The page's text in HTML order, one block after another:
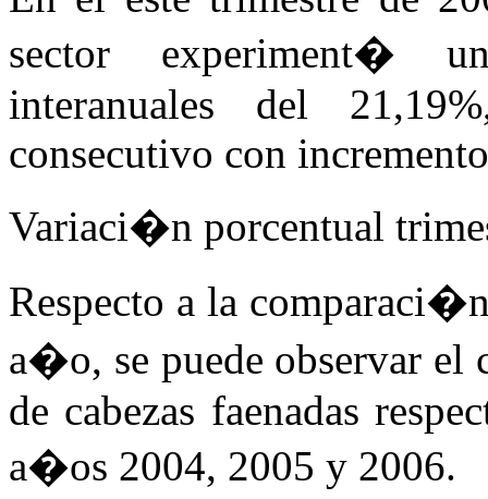
sector experiment�
interanuales del
consecutivo con
Variaci�n porcentual
Respecto a la
a�o, se puede observar
de cabezas faenadas
a�os 2004, 2005 y 2006.